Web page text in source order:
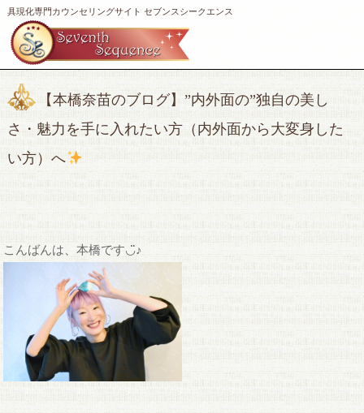
具現化専門カウンセリングサイト セブンスシークエンス
【本橋奈苗のブログ】”内外面の”独自の美し
さ・魅力を手に入れたい方（内外面から大変身した
い方）へ
こんばんは、本橋です◡̈♪